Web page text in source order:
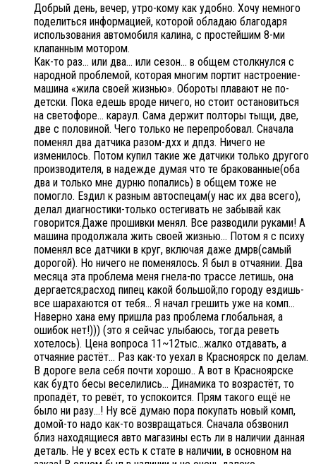
Добрый день, вечер, утро-кому как удобно. Хочу немного
поделиться информацией, которой обладаю благодаря
использования автомобиля калина, с простейшим 8-ми
клапанным мотором.
Как-то раз… или два… или сезон… в общем столкнулся с
народной проблемой, которая многим портит настроение-
машина «жила своей жизнью». Обороты плавают не по-
детски. Пока едешь вроде ничего, но стоит остановиться
на светофоре… караул. Сама держит полторы тыщи, две,
две с половиной. Чего только не перепробовал. Сначала
поменял два датчика разом-дхх и дпдз. Ничего не
изменилось. Потом купил такие же датчики только другого
производителя, в надежде думая что те бракованные(оба
два и только мне дурню попались) в общем тоже не
помогло. Ездил к разным автоспецам(у нас их два всего),
делал диагностики-только остегивать не забывай как
говорится.Даже прошивки менял. Все разводили руками! А
машина продолжала жить своей жизнью… Потом я с психу
поменял все датчики в круг, включая даже дмрв(самый
дорогой). Но ничего не поменялось. Я был в отчаянии. Два
месяца эта проблема меня гнела-по трассе летишь, она
дергается;расход пипец какой большой;по городу ездишь-
все шарахаются от тебя… Я начал грешить уже на комп…
Наверно хана ему пришла раз проблема глобальная, а
ошибок нет!))) (это я сейчас улыбаюсь, тогда реветь
хотелось). Цена вопроса 11~12тыс…жалко отдавать, а
отчаяние растёт… Раз как-то уехал в Красноярск по делам.
В дороге вела себя почти хорошо.. А вот в Красноярске
как будто бесы веселились… Динамика то возрастёт, то
пропадёт, то ревёт, то успокоится. Прям такого ещё не
было ни разу…! Ну всё думаю пора покупать новый комп,
домой-то надо как-то возвращаться. Сначала обзвонил
близ находящиеся авто магазины есть ли в наличии данная
деталь. Не у всех есть к стате в наличии, в основном на